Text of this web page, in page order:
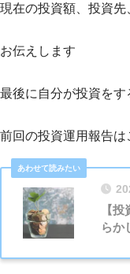
現在の投資額、投資
お伝えします
最後に自分が投資を
前回の投資運用報告は
【
らか